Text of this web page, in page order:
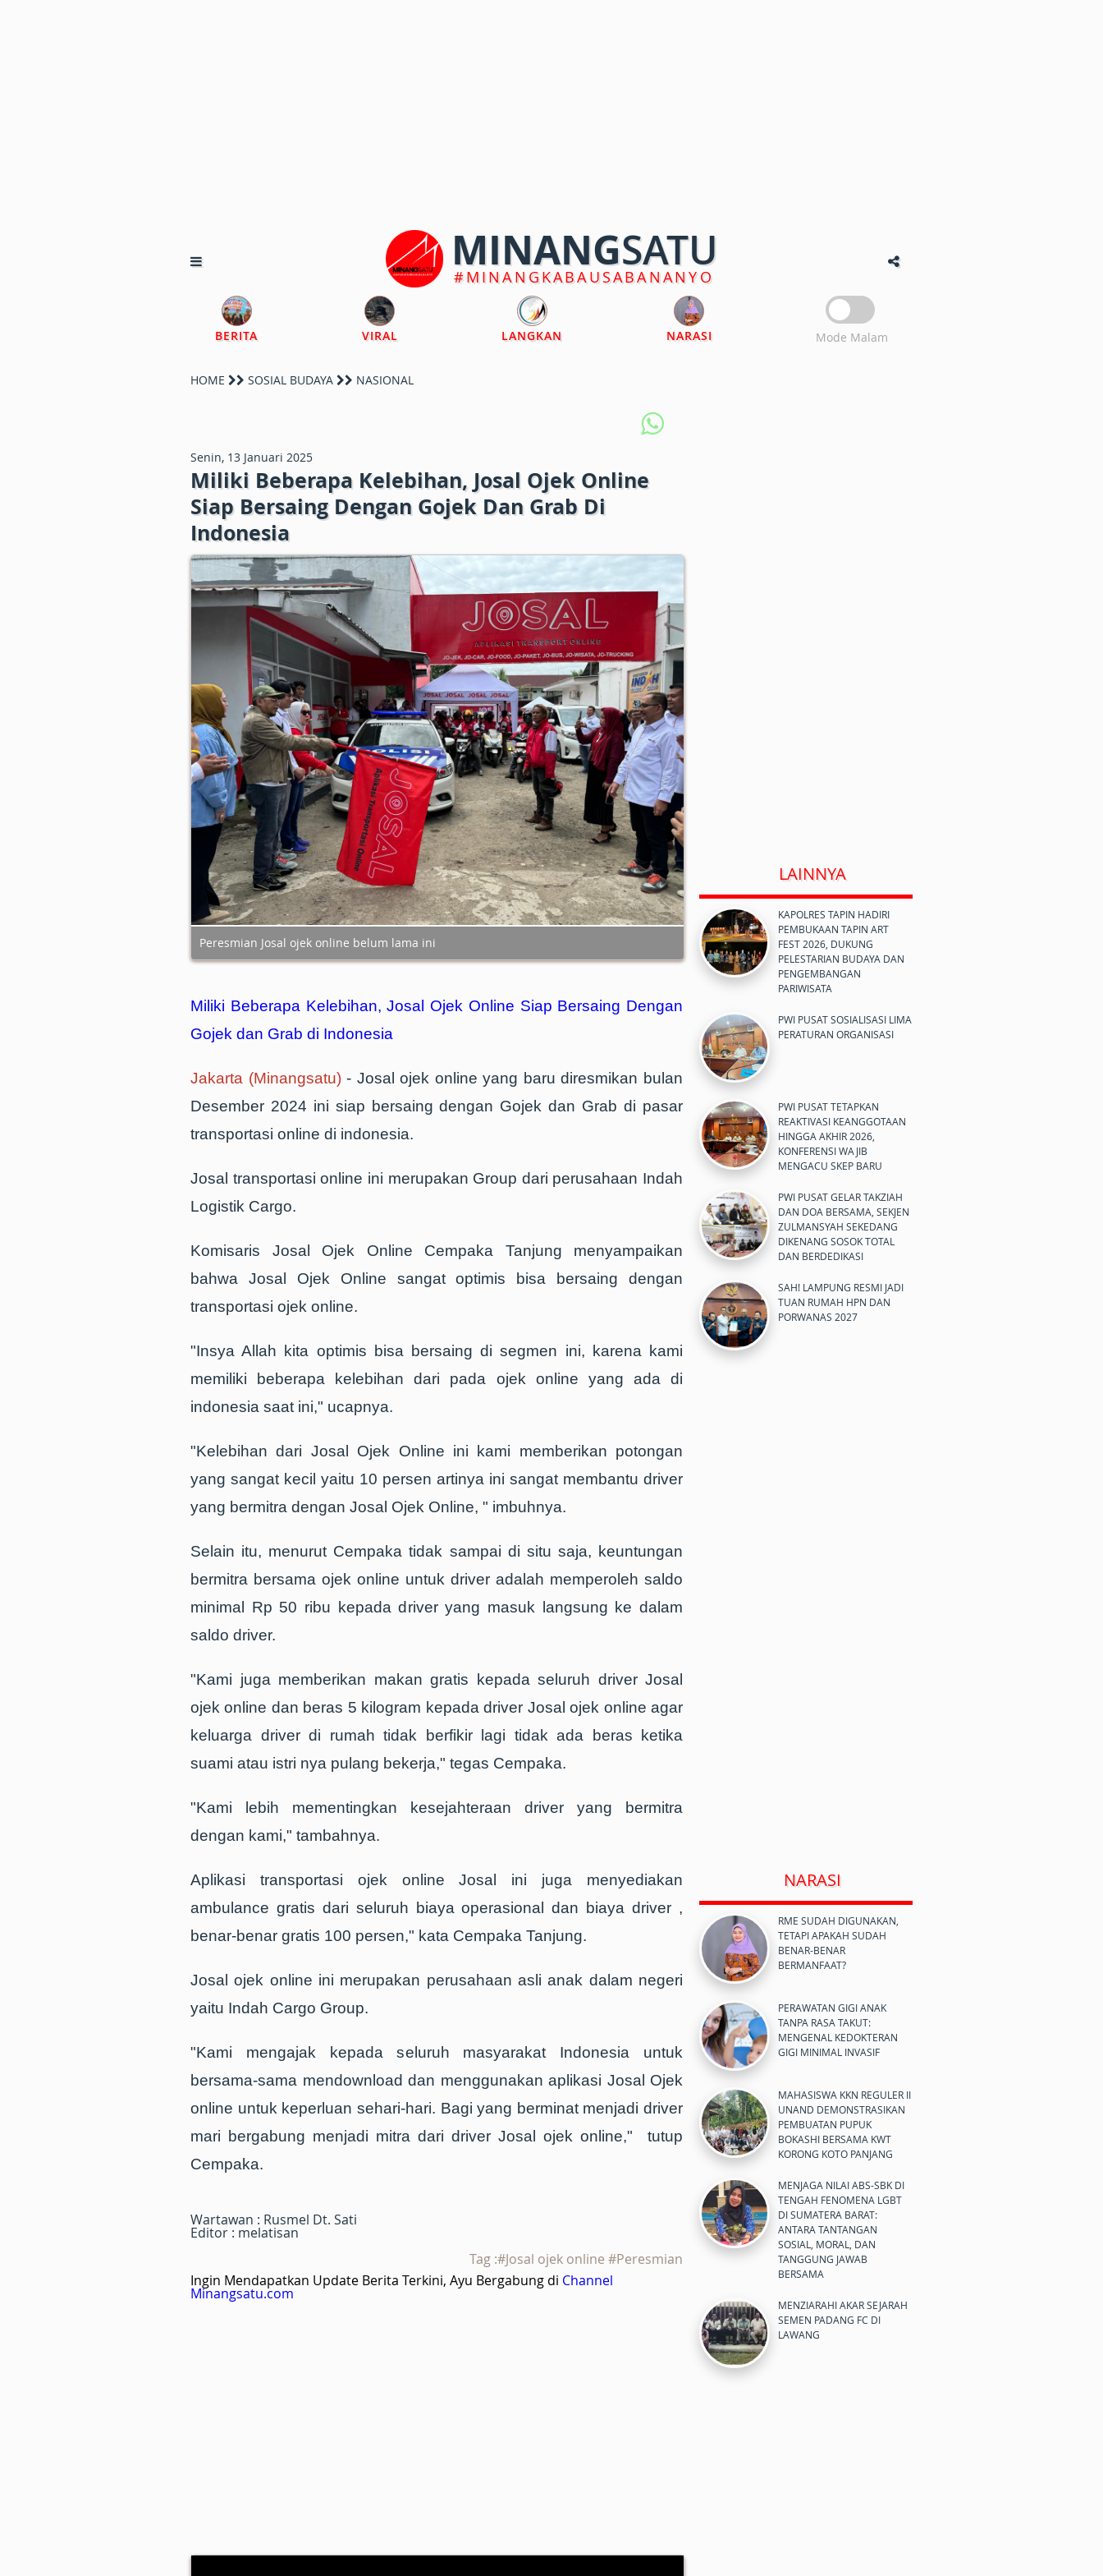
MINANGSATU
#MINANGKABAUSABANANYO
BERITA VIRAL LANGKAN NARASI Mode Malam
HOME SOSIAL BUDAYA NASIONAL
Senin, 13 Januari 2025
Miliki Beberapa Kelebihan, Josal Ojek Online
Siap Bersaing Dengan Gojek Dan Grab Di
Indonesia
Peresmian Josal ojek online belum lama ini
Miliki Beberapa Kelebihan, Josal Ojek Online Siap Bersaing Dengan
Gojek dan Grab di Indonesia
Jakarta (Minangsatu) - Josal ojek online yang baru diresmikan bulan
Desember 2024 ini siap bersaing dengan Gojek dan Grab di pasar
transportasi online di indonesia.
Josal transportasi online ini merupakan Group dari perusahaan Indah
Logistik Cargo.
Komisaris Josal Ojek Online Cempaka Tanjung menyampaikan
bahwa Josal Ojek Online sangat optimis bisa bersaing dengan
transportasi ojek online.
"Insya Allah kita optimis bisa bersaing di segmen ini, karena kami
memiliki beberapa kelebihan dari pada ojek online yang ada di
indonesia saat ini," ucapnya.
"Kelebihan dari Josal Ojek Online ini kami memberikan potongan
yang sangat kecil yaitu 10 persen artinya ini sangat membantu driver
yang bermitra dengan Josal Ojek Online, " imbuhnya.
Selain itu, menurut Cempaka tidak sampai di situ saja, keuntungan
bermitra bersama ojek online untuk driver adalah memperoleh saldo
minimal Rp 50 ribu kepada driver yang masuk langsung ke dalam
saldo driver.
"Kami juga memberikan makan gratis kepada seluruh driver Josal
ojek online dan beras 5 kilogram kepada driver Josal ojek online agar
keluarga driver di rumah tidak berfikir lagi tidak ada beras ketika
suami atau istri nya pulang bekerja," tegas Cempaka.
"Kami lebih mementingkan kesejahteraan driver yang bermitra
dengan kami," tambahnya.
Aplikasi transportasi ojek online Josal ini juga menyediakan
ambulance gratis dari seluruh biaya operasional dan biaya driver ,
benar-benar gratis 100 persen," kata Cempaka Tanjung.
Josal ojek online ini merupakan perusahaan asli anak dalam negeri
yaitu Indah Cargo Group.
"Kami mengajak kepada seluruh masyarakat Indonesia untuk
bersama-sama mendownload dan menggunakan aplikasi Josal Ojek
online untuk keperluan sehari-hari. Bagi yang berminat menjadi driver
mari bergabung menjadi mitra dari driver Josal ojek online," tutup
Cempaka.
Wartawan : Rusmel Dt. Sati
Editor : melatisan
Tag :#Josal ojek online #Peresmian
Ingin Mendapatkan Update Berita Terkini, Ayu Bergabung di Channel
Minangsatu.com
LAINNYA
KAPOLRES TAPIN HADIRI
PEMBUKAAN TAPIN ART
FEST 2026, DUKUNG
PELESTARIAN BUDAYA DAN
PENGEMBANGAN
PARIWISATA
PWI PUSAT SOSIALISASI LIMA
PERATURAN ORGANISASI
PWI PUSAT TETAPKAN
REAKTIVASI KEANGGOTAAN
HINGGA AKHIR 2026,
KONFERENSI WAJIB
MENGACU SKEP BARU
PWI PUSAT GELAR TAKZIAH
DAN DOA BERSAMA, SEKJEN
ZULMANSYAH SEKEDANG
DIKENANG SOSOK TOTAL
DAN BERDEDIKASI
SAH! LAMPUNG RESMI JADI
TUAN RUMAH HPN DAN
PORWANAS 2027
NARASI
RME SUDAH DIGUNAKAN,
TETAPI APAKAH SUDAH
BENAR-BENAR
BERMANFAAT?
PERAWATAN GIGI ANAK
TANPA RASA TAKUT:
MENGENAL KEDOKTERAN
GIGI MINIMAL INVASIF
MAHASISWA KKN REGULER II
UNAND DEMONSTRASIKAN
PEMBUATAN PUPUK
BOKASHI BERSAMA KWT
KORONG KOTO PANJANG
MENJAGA NILAI ABS-SBK DI
TENGAH FENOMENA LGBT
DI SUMATERA BARAT:
ANTARA TANTANGAN
SOSIAL, MORAL, DAN
TANGGUNG JAWAB
BERSAMA
MENZIARAHI AKAR SEJARAH
SEMEN PADANG FC DI
LAWANG